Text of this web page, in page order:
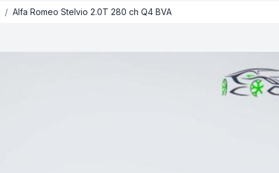
/ Alfa Romeo Stelvio 2.0T 280 ch Q4 BVA